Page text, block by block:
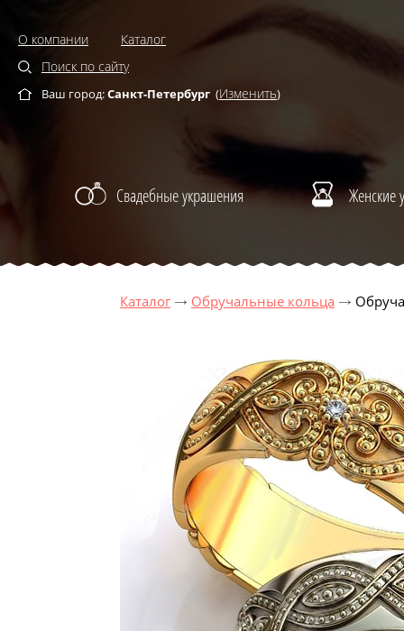
О компании
Каталог
Поиск по сайту
Ваш город:Санкт-Петербург (Изменить)
Свадебные украшения Женские
Каталог Обручальные кольца